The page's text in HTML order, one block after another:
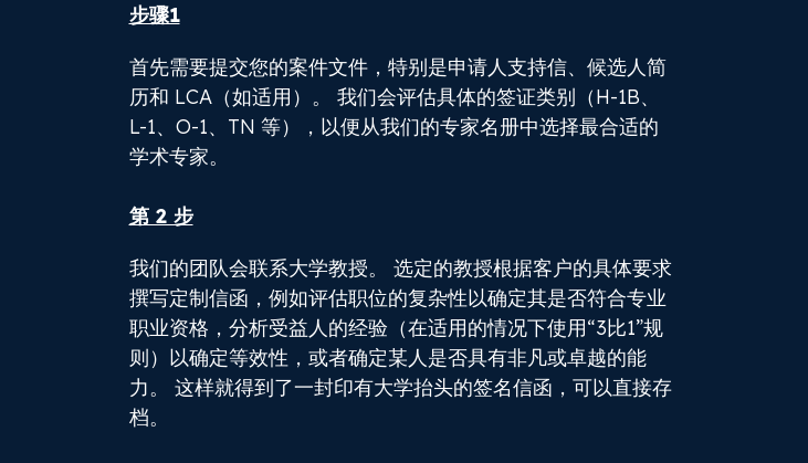
步骤1
首先需要提交您的案件文件，特别是申请人支持信、候选人简
历和 LCA（如适用）。 我们会评估具体的签证类别（H-1B、
L-1、O-1、TN 等），以便从我们的专家名册中选择最合适的
学术专家。
第 2 步
我们的团队会联系大学教授。 选定的教授根据客户的具体要求
撰写定制信函，例如评估职位的复杂性以确定其是否符合专业
职业资格，分析受益人的经验（在适用的情况下使用“3比1”规
则）以确定等效性，或者确定某人是否具有非凡或卓越的能
力。 这样就得到了一封印有大学抬头的签名信函，可以直接存
档。